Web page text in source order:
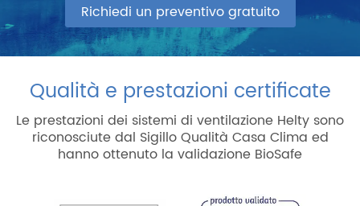
Richiedi un preventivo gratuito
Qualità e prestazioni certificate
Le prestazioni dei sistemi di ventilazione Helty sono
riconosciute dal Sigillo Qualità Casa Clima ed
hanno ottenuto la validazione BioSafe